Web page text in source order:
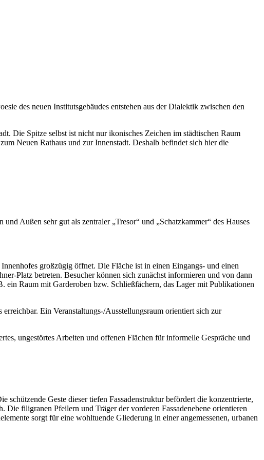
des neuen Institutsgebäudes entstehen aus der Dialektik zwischen den
Die Spitze selbst ist nicht nur ikonisches Zeichen im städtischen Raum
Neuen Rathaus und zur Innenstadt. Deshalb befindet sich hier die
Außen sehr gut als zentraler „Tresor“ und „Schatzkammer“ des Hauses
großzügig öffnet. Die Fläche ist in einen Eingangs- und einen
Platz betreten. Besucher können sich zunächst informieren und von dann
ein Raum mit Garderoben bzw. Schließfächern, das Lager mit Publikationen
Ein Veranstaltungs-/Ausstellungsraum orientiert sich zur
ungestörtes Arbeiten und offenen Flächen für informelle Gespräche und
schützende Geste dieser tiefen Fassadenstruktur befördert die konzentrierte,
filigranen Pfeilern und Träger der vorderen Fassadenebene orientieren
sorgt für eine wohltuende Gliederung in einer angemessenen, urbanen